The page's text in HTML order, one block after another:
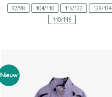
92/98 104/110 116/122
128/134
140/146
Nieuw